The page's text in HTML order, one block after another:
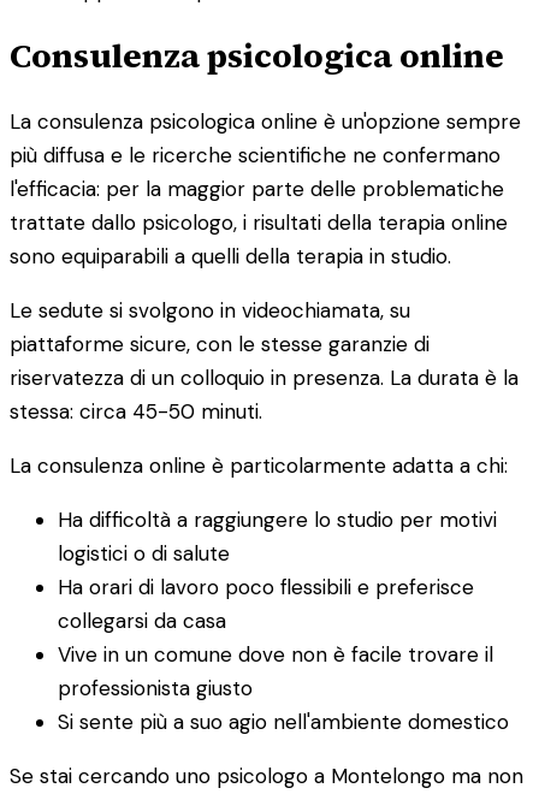
Consulenza psicologica online
La consulenza psicologica online è un'opzione sempre
più diffusa e le ricerche scientifiche ne confermano
l'efficacia: per la maggior parte delle problematiche
trattate dallo psicologo, i risultati della terapia online
sono equiparabili a quelli della terapia in studio.
Le sedute si svolgono in videochiamata, su
piattaforme sicure, con le stesse garanzie di
riservatezza di un colloquio in presenza. La durata è la
stessa: circa 45-50 minuti.
La consulenza online è particolarmente adatta a chi:
Ha difficoltà a raggiungere lo studio per motivi
logistici o di salute
Ha orari di lavoro poco flessibili e preferisce
collegarsi da casa
Vive in un comune dove non è facile trovare il
professionista giusto
Si sente più a suo agio nell'ambiente domestico
Se stai cercando uno psicologo a Montelongo ma non